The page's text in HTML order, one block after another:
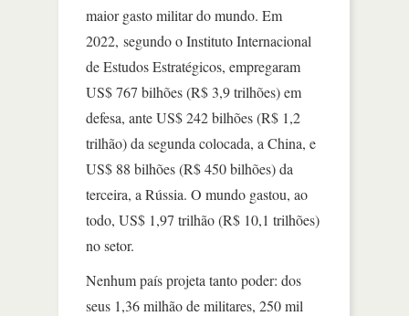
maior gasto militar do mundo. Em
2022, segundo o Instituto Internacional
de Estudos Estratégicos, empregaram
US$ 767 bilhões (R$ 3,9 trilhões) em
defesa, ante US$ 242 bilhões (R$ 1,2
trilhão) da segunda colocada, a China, e
US$ 88 bilhões (R$ 450 bilhões) da
terceira, a Rússia. O mundo gastou, ao
todo, US$ 1,97 trilhão (R$ 10,1 trilhões)
no setor.
Nenhum país projeta tanto poder: dos
seus 1,36 milhão de militares, 250 mil